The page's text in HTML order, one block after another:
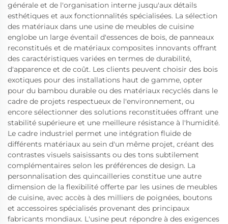
générale et de l'organisation interne jusqu'aux détails
esthétiques et aux fonctionnalités spécialisées. La sélection
des matériaux dans une usine de meubles de cuisine
englobe un large éventail d'essences de bois, de panneaux
reconstitués et de matériaux composites innovants offrant
des caractéristiques variées en termes de durabilité,
d'apparence et de coût. Les clients peuvent choisir des bois
exotiques pour des installations haut de gamme, opter
pour du bambou durable ou des matériaux recyclés dans le
cadre de projets respectueux de l'environnement, ou
encore sélectionner des solutions reconstituées offrant une
stabilité supérieure et une meilleure résistance à l'humidité.
Le cadre industriel permet une intégration fluide de
différents matériaux au sein d'un même projet, créant des
contrastes visuels saisissants ou des tons subtilement
complémentaires selon les préférences de design. La
personnalisation des quincailleries constitue une autre
dimension de la flexibilité offerte par les usines de meubles
de cuisine, avec accès à des milliers de poignées, boutons
et accessoires spécialisés provenant des principaux
fabricants mondiaux. L'usine peut répondre à des exigences